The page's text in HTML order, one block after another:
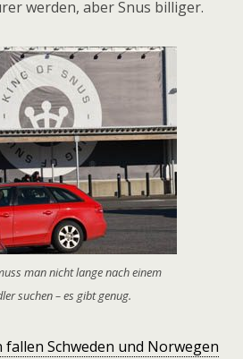
werden, aber Snus billiger.
man nicht lange nach einem
suchen – es gibt genug.
Schweden und Norwegen